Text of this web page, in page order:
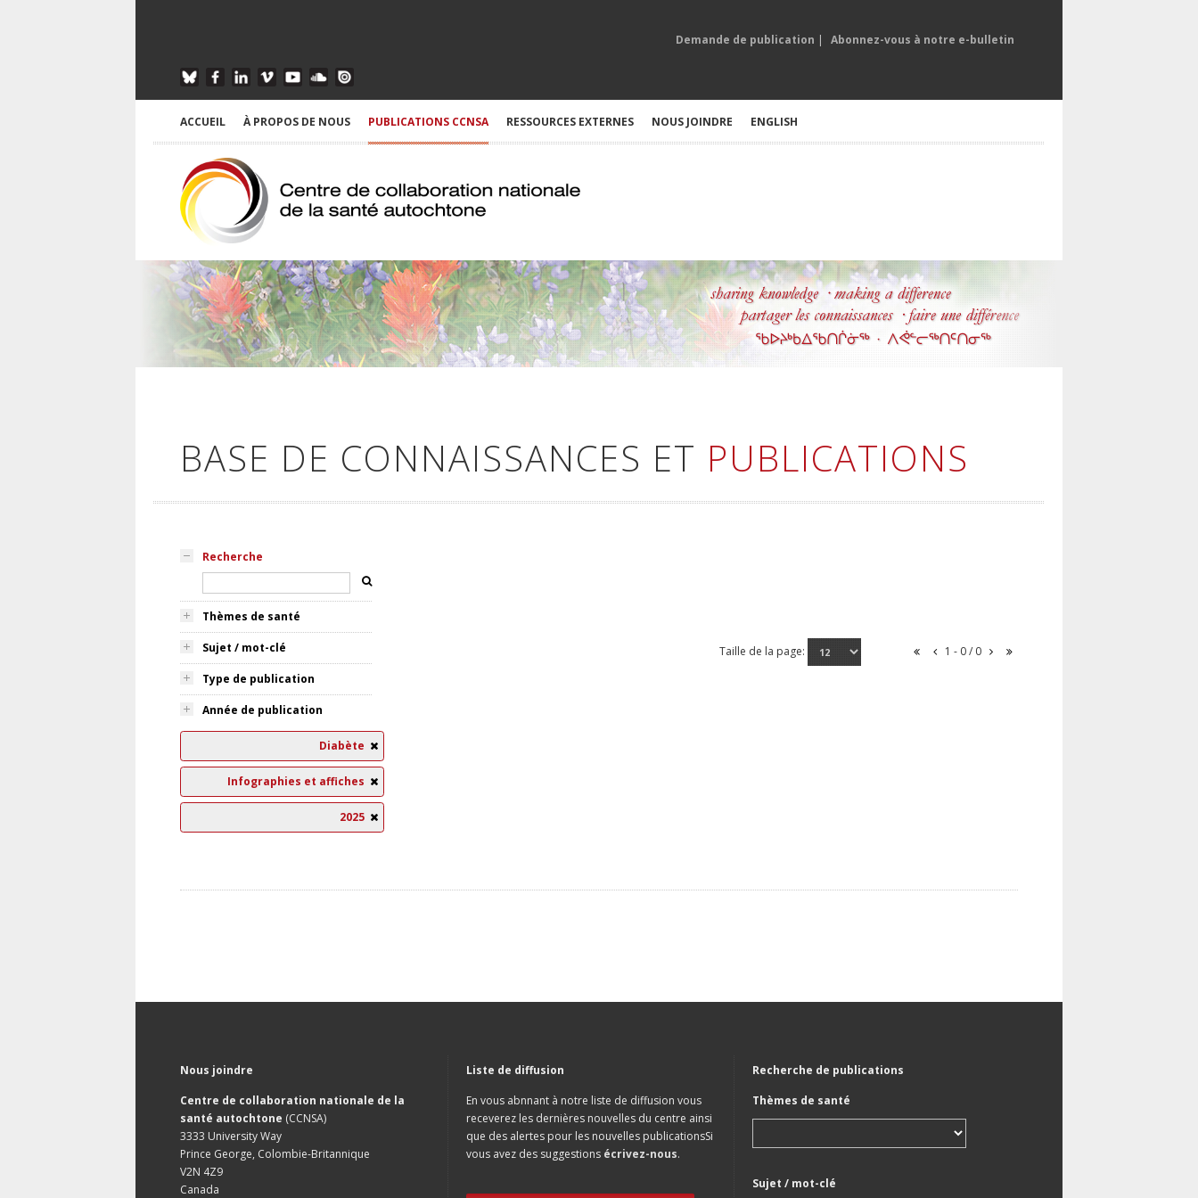
Demande de publication | Abonnez-vous à notre e-bulletin
ACCUEIL À PROPOS DE NOUS PUBLICATIONS CCNSA RESSOURCES EXTERNES NOUS JOINDRE ENGLISH
BASE DE CONNAISSANCES ET PUBLICATIONS
Recherche
Thèmes de santé
Sujet / mot-clé
Type de publication
Année de publication
Diabète
Infographies et affiches
2025
Taille de la page: 1 - 0 / 0
Nous joindre
Centre de collaboration nationale de la
santé autochtone (CCNSA)
3333 University Way
Prince George, Colombie-Britannique
V2N 4Z9
Canada
Liste de diffusion
En vous abnnant à notre liste de diffusion vous
receverez les dernières nouvelles du centre ainsi
que des alertes pour les nouvelles publicationsSi
vous avez des suggestions écrivez-nous.
Recherche de publications
Thèmes de santé
Sujet / mot-clé